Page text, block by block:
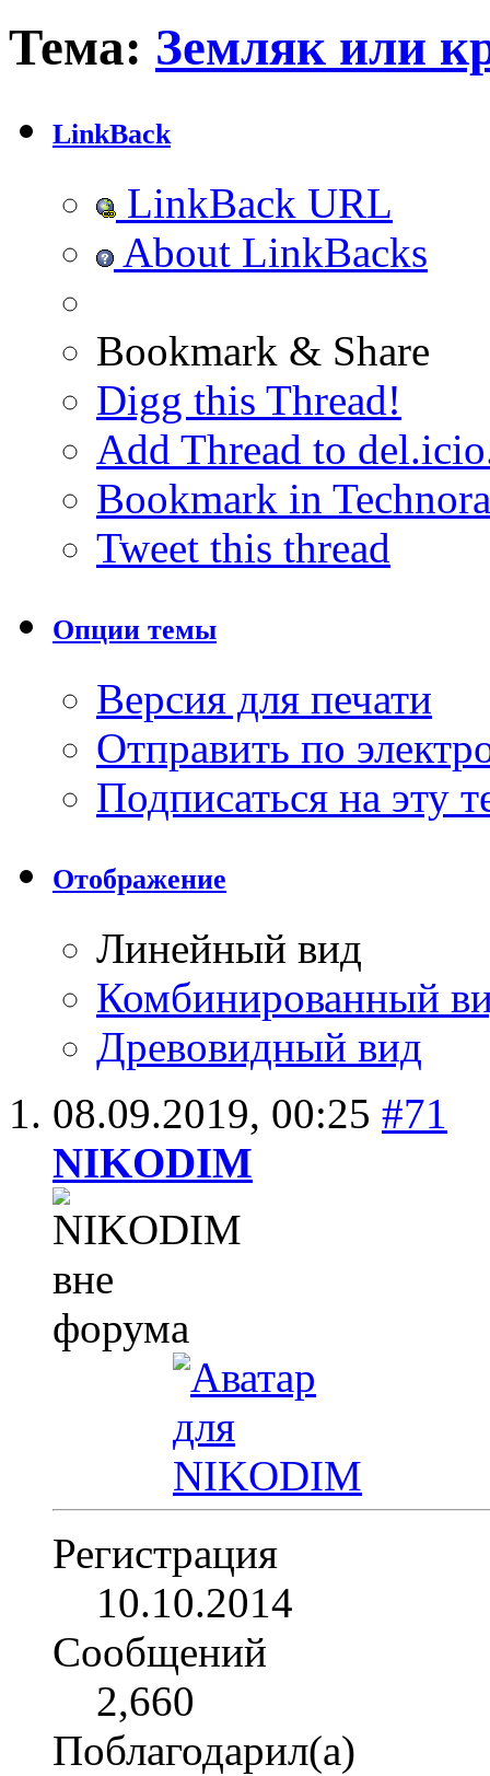
Тема: Земляк или
LinkBack
LinkBack URL
About LinkBacks
Bookmark & Share
Digg this Thread!
Add Thread to
Bookmark in
Tweet this thread
Опции темы
Версия для печати
Отправить по
Подписаться на эту
Отображение
Линейный вид
Комбинированный
Древовидный вид
08.09.2019, 00:25 #71
NIKODIM
Регистрация
10.10.2014
Сообщений
2,660
Поблагодарил(а)